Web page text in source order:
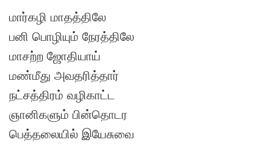
மார்கழி மாதத்திலே
பனி பொழியும் நேரத்திலே
மாசற்ற ஜோதியாய்
மண்மீது அவதரித்தார்
நட்சத்திரம் வழிகாட்ட
ஞானிகளும் பின்தொடர
பெத்தலையில் இயேசுவை